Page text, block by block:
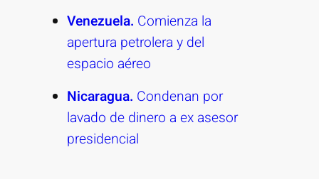
Venezuela. Comienza la
apertura petrolera y del
espacio aéreo
Nicaragua. Condenan por
lavado de dinero a ex asesor
presidencial